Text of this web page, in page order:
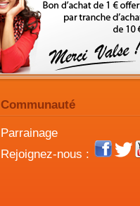
Communauté
Parrainage
Rejoignez-nous :